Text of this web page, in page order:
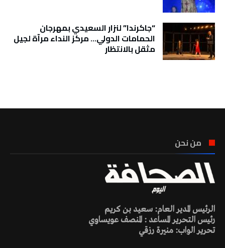
“جاكرندا” لنزار السعيدي بمهرجان
الحمامات الدولي… مركز النداء مرآة لجيل
مثقل بالانتظار
من نحن
الرئيس المدير العام: سعيد بن كريم
رئيس التحرير المساعد : المنصف عويساوي
تحرير الواب: منيرة رزقي